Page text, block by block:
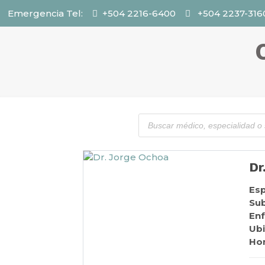
Emergencia Tel: +504 2216-6400 +504 2237-